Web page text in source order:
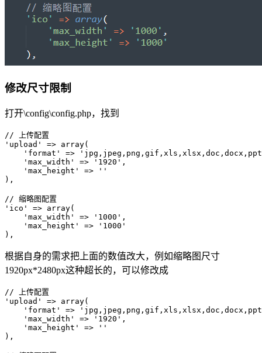
修改尺寸限制
打开\config\config.php，找到
// 上传配置
'upload' => array(
'format' =>
'max_width' => '1920',
'max_height' => ''
),
// 缩略图配置
'ico' => array(
'max_width' => '1000',
'max_height' => '1000'
),
根据自身的需求把上面的数值改大，例如缩略图尺寸
1920px*2480px这种超长的，可以修改成
// 上传配置
'upload' => array(
'format' =>
'max_width' => '1920',
'max_height' => ''
),